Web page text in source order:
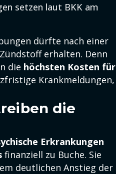
setzen laut BKK am
dürfte nach einer
erhalten. Denn
die höchsten Kosten für
Krankmeldungen,
die
Erkrankungen
finanziell zu Buche. Sie
deutlichen Anstieg der